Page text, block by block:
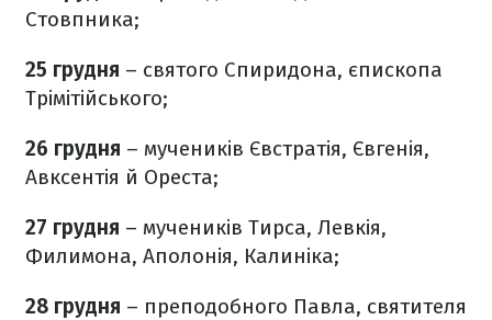
Стовпника;
25 грудня – святого Спиридона, єпископа
Трімітійського;
26 грудня – мучеників Євстратія, Євгенія,
Авксентія й Ореста;
27 грудня – мучеників Тирса, Левкія,
Филимона, Аполонія, Калиніка;
28 грудня – преподобного Павла, святителя